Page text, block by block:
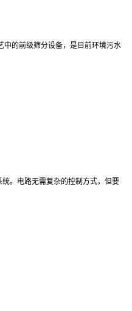
中的前级筛分设备，是目前环境污水
。电路无需复杂的控制方式，但要